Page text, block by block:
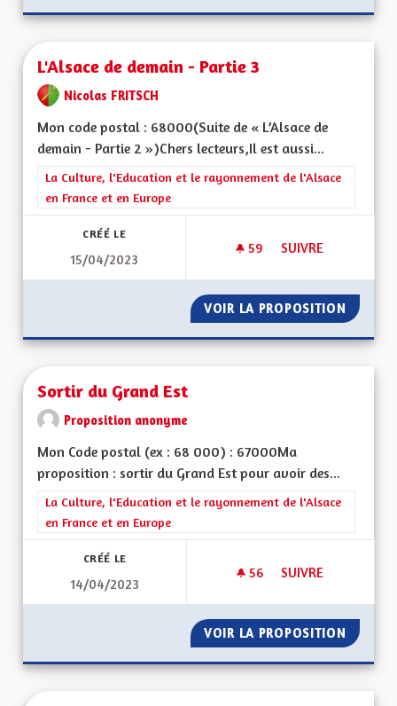
L'Alsace de demain - Partie 3
Nicolas FRITSCH
Mon code postal : 68000(Suite de « L’Alsace de
demain - Partie 2 »)Chers lecteurs,Il est aussi...
Filtrer les résultats de la catégorie : La Culture, l'Education et
La Culture, l'Education et le rayonnement de l'Alsace
en France et en Europe
CRÉÉ LE
15/04/2023
59 59 ABONNÉS
SUIVRE
VOIR LA PROPOSITION
Sortir du Grand Est
Proposition anonyme
Mon Code postal (ex : 68 000) : 67000Ma
proposition : sortir du Grand Est pour avoir des...
Filtrer les résultats de la catégorie : La Culture, l'Education et
La Culture, l'Education et le rayonnement de l'Alsace
en France et en Europe
CRÉÉ LE
14/04/2023
56 56 ABONNÉS
SUIVRE
VOIR LA PROPOSITION